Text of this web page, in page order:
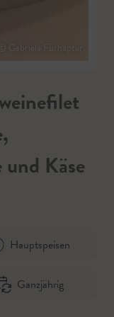
© Gabriele Fürhapter
Käse
Hauptspeisen
Ganzjährig